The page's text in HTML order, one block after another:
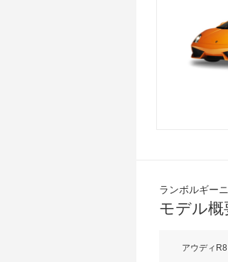
ランボルギー
モデル概
アウディ